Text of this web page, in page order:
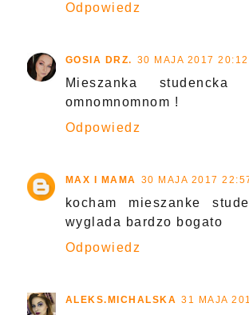
Odpowiedz
GOSIA DRZ. 30 MAJA 2017 20:12
Mieszanka
omnomnomnom !
Odpowiedz
MAX I MAMA 30 MAJA 2017
kocham mieszanke
wyglada bardzo bogato
Odpowiedz
ALEKS.MICHALSKA 31 MAJA